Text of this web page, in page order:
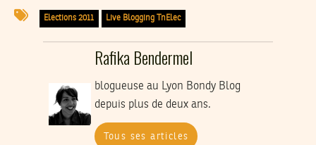
Elections 2011 Live Blogging TnElec
Rafika Bendermel
blogueuse au Lyon Bondy Blog
depuis plus de deux ans.
Tous ses articles